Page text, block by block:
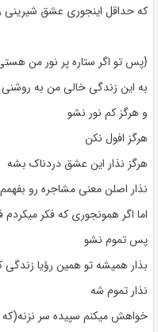
که حداقل اینجوری عشق
{پس تو اگر ستاره پر نور من
به این زندگی خالی من به
و هرگز کم نور نشو
هرگز افول نکن
هرگز نذار این عشق دردناک بشه
نذار اصلن معنی مشاجره رو بفهمم
اما اگر همونجوری که فکر
پس تموم نشو
بذار همیشه تو همین رؤیا زندگی
نذار تموم شه
خواهش میکنم سپیده سر نزنه(که